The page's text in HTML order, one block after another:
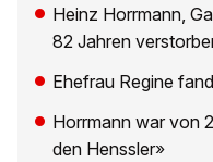
Heinz Horrmann,
82 Jahren
Ehefrau Regine
Horrmann war von
den Henssler»